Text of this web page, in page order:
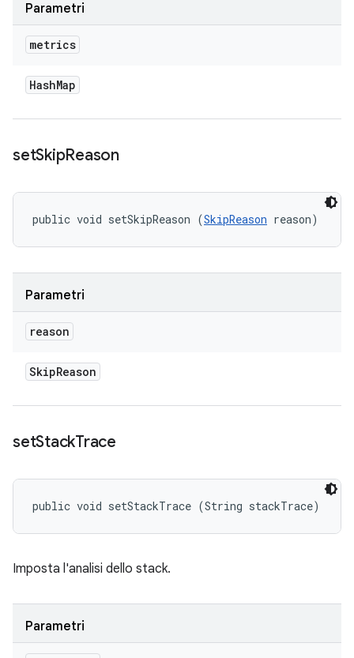
Parametri
metrics
HashMap
setSkipReason
public void setSkipReason (SkipReason reason)
Parametri
reason
SkipReason
setStackTrace
public void setStackTrace (String stackTrace)
Imposta l'analisi dello stack.
Parametri